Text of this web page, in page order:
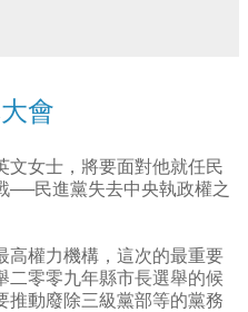
會
文女士，將要面對他就任民
──民進黨失去中央執政權之
高權力機構，這次的最重要
二零零九年縣市長選舉的候
推動廢除三級黨部等的黨務